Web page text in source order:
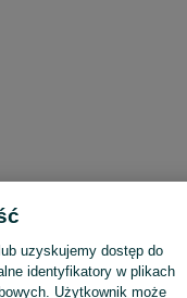
uzyskujemy dostęp do
identyfikatory w plikach
Użytkownik może